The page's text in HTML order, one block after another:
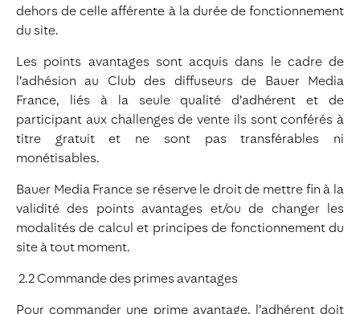
dehors de celle afférente à la durée de fonctionnement
du site.
Les points avantages sont acquis dans le cadre de
l’adhésion au Club des diffuseurs de Bauer Media
France, liés à la seule qualité d’adhérent et de
participant aux challenges de vente ils sont conférés à
titre gratuit et ne sont pas transférables ni
monétisables.
Bauer Media France se réserve le droit de mettre fin à la
validité des points avantages et/ou de changer les
modalités de calcul et principes de fonctionnement du
site à tout moment.
2.2 Commande des primes avantages
Pour commander une prime avantage, l’adhérent doit